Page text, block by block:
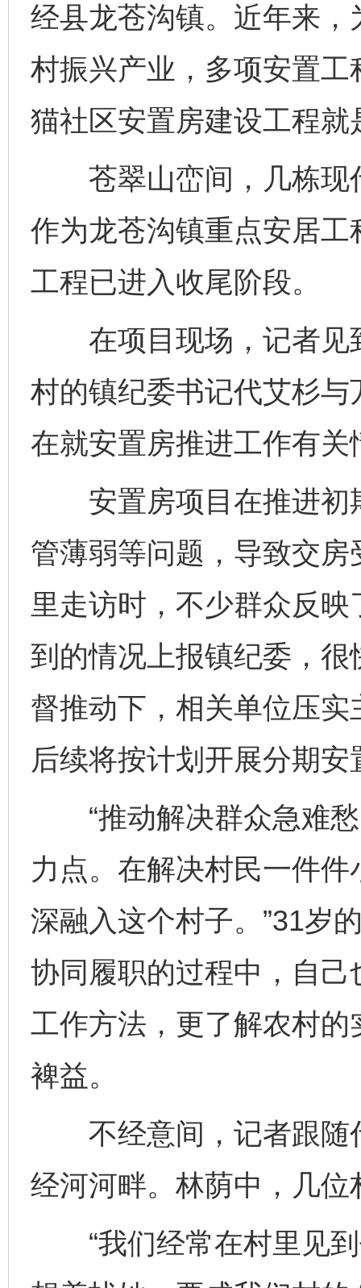
经县龙苍沟镇。近年来
村振兴产业，多项安置
猫社区安置房建设工程就
苍翠山峦间，几栋现
作为龙苍沟镇重点安居
工程已进入收尾阶段。
在项目现场，记者见
村的镇纪委书记代艾杉
在就安置房推进工作有
安置房项目在推进初
管薄弱等问题，导致交
里走访时，不少群众反
到的情况上报镇纪委，
督推动下，相关单位压
后续将按计划开展分期安
“推动解决群众急难愁
力点。在解决村民一件
深融入这个村子。”31岁
协同履职的过程中，自
工作方法，更了解农村
裨益。
不经意间，记者跟随
经河河畔。林荫中，几
“我们经常在村里见到